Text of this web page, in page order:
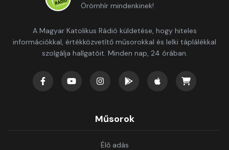
Örömhír mindenkinek!
A Magyar Katolikus Rádió küldetése, hogy hiteles
információkkal, értékközvetítő műsorokkal és lelki táplálékkal
szolgálja hallgatóit. Minden nap, 24 órában.
Műsorok
Élő adás